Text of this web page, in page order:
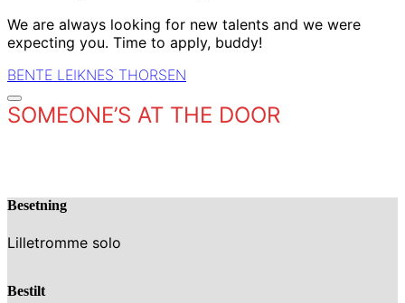
We are always looking for new talents and we were
expecting you. Time to apply, buddy!
BENTE LEIKNES THORSEN
SOMEONE’S AT THE DOOR
Besetning
Lilletromme solo
Bestilt